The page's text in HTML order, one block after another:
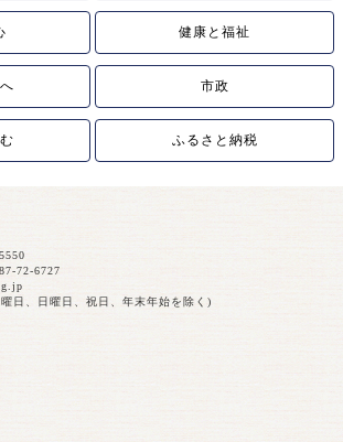
健康と福祉
市政
ふるさと納税
72-6727
日、日曜日、祝日、年末年始を除く)